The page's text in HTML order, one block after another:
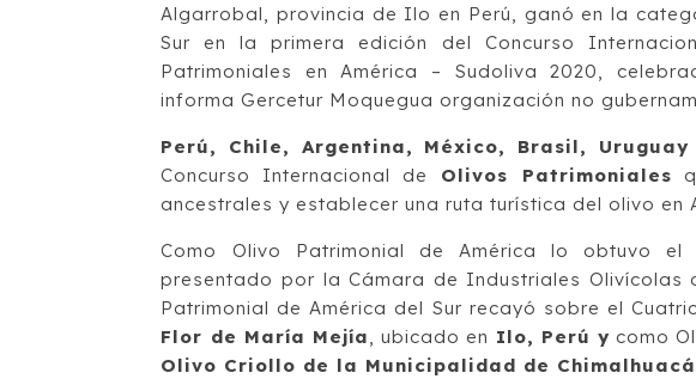
Algarrobal, provincia de Ilo en Perú, ganó en la
Sur en la primera edición del Concurso
Patrimoniales en América – Sudoliva 2020,
informa Gercetur Moquegua organización no
Perú, Chile, Argentina, México, Brasil, Uruguay
Concurso Internacional de
Olivos Patrimoniales
ancestrales y establecer una ruta turística del olivo en
Como Olivo Patrimonial de América lo obtuvo el
presentado por la Cámara de Industriales Olivícolas
Patrimonial de América del Sur recayó sobre el
Flor de María Mejía
, ubicado en Ilo, Perú y como
Olivo Criollo de la Municipalidad de